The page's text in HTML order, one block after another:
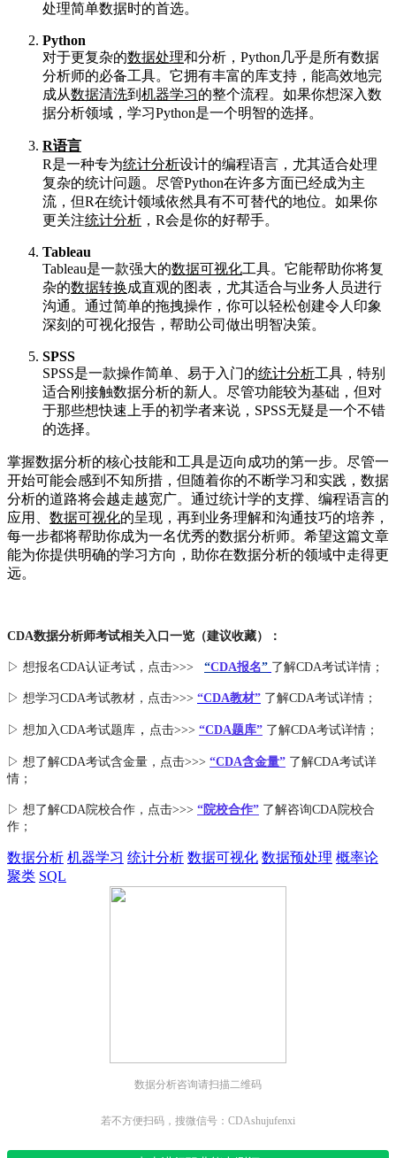
处理简单数据时的首选。
Python
对于更复杂的数据处理和分析，Python几乎是所有数据
分析师的必备工具。它拥有丰富的库支持，能高效地完
成从数据清洗到 机器学习的整个流程。如果你想深入数
据分析领域，学习Python是一个明智的选择。
R语言
R是一种专为统计分析设计的编程语言，尤其适合处理
复杂的统计问题。尽管Python在许多方面已经成为主
流，但R在统计领域依然具有不可替代的地位。如果你
更关注统计分析 ，R会是你的好帮手。
Tableau
Tableau是一款强大的数据可视化工具。它能帮助你将复
杂的数据转换成直观的图表，尤其适合与业务人员进行
沟通。通过简单的拖拽操作，你可以轻松创建令人印象
深刻的可视化报告，帮助公司做出明智决策。
SPSS
SPSS是一款操作简单、易于入门的统计分析工具，特别
适合刚接触数据分析的新人。尽管功能较为基础，但对
于那些想快速上手的初学者来说，SPSS无疑是一个不错
的选择。
掌握数据分析的核心技能和工具是迈向成功的第一步。尽管一
开始可能会感到不知所措，但随着你的不断学习和实践，数据
分析的道路将会越走越宽广。通过统计学的支撑、编程语言的
应用、 数据可视化的呈现，再到业务理解和沟通技巧的培养，
每一步都将帮助你成为一名优秀的数据分析师。希望这篇文章
能为你提供明确的学习方向，助你在数据分析的领域中走得更
远。
CDA数据分析师考试相关入口一览（建议收藏）：
▷ 想报名CDA认证考试，点击>>> “CDA报名” 了解CDA考试详情；
▷ 想学习CDA考试教材，点击>>> “CDA教材” 了解CDA考试详情；
▷ 想加入CDA考试题库 ， 点击>>> “CDA题库” 了解CDA考试详情；
▷ 想了解CDA考试含金量 ，点击>>> “CDA含金量” 了解CDA考试详
情；
▷ 想了解CDA院校合作 ，点击>>> “院校合作” 了解咨询CDA院校合
作；
数据分析 机器学习 统计分析 数据可视化 数据预处理 概率论
聚类 SQL
数据分析咨询请扫描二维码
若不方便扫码，搜微信号：CDAshujufenxi